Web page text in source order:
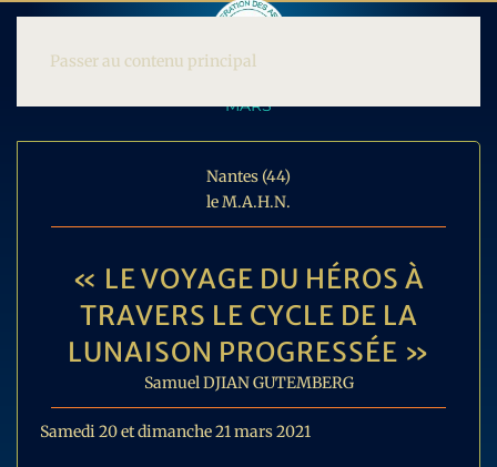
Passer au contenu principal
MARS
Nantes (44)
le M.A.H.N.
« LE VOYAGE DU HÉROS À
TRAVERS LE CYCLE DE LA
LUNAISON PROGRESSÉE »
Samuel DJIAN GUTEMBERG
Samedi 20 et dimanche 21 mars 2021